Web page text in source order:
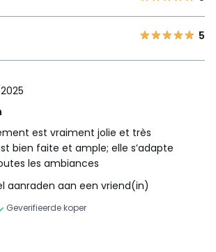
5
est vraiment jolie et très
bien faite et ample; elle s’adapte
les ambiances
aanraden aan een vriend(in)
Geverifieerde koper